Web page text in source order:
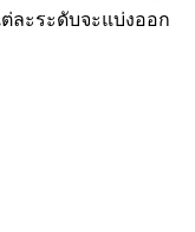
ละระดับจะแบ่งออก